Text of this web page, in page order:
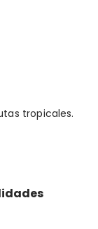
tropicales.